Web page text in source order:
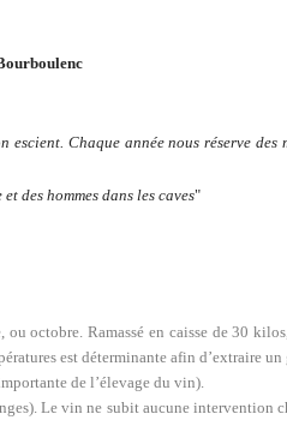
Chaque année nous réserve
des hommes dans les caves"
octobre. Ramassé en caisse de 30
est déterminante afin d’extraire un
de l’élevage du vin).
Le vin ne subit aucune